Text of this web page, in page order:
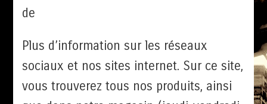
de
Plus d’information sur les réseaux
sociaux et nos sites internet. Sur ce site,
vous trouverez tous nos produits, ainsi